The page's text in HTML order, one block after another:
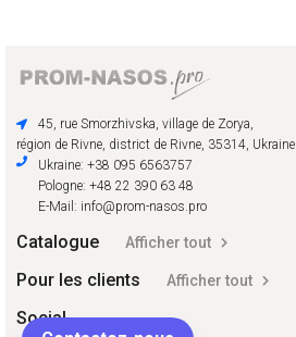
45, rue Smorzhivska, village de Zorya,
région de Rivne, district de Rivne, 35314, Ukraine
Ukraine: +38 095 6563757
Pologne: +48 22 390 63 48
E-Mail: info@prom-nasos.pro
Catalogue Afficher tout
Pour les clients Afficher tout
Social